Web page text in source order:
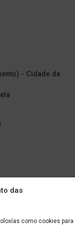
das
como cookies para
- Cidade da